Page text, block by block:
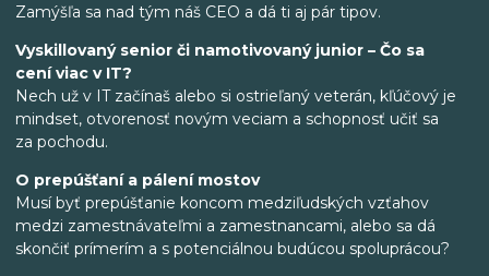
Zamýšľa sa nad tým náš CEO a dá ti aj pár tipov.
Vyskillovaný senior či namotivovaný junior – Čo sa
cení viac v IT?
Nech už v IT začínaš alebo si ostrieľaný veterán, kľúčový je
mindset, otvorenosť novým veciam a schopnosť učiť sa
za pochodu.
O prepúšťaní a pálení mostov
Musí byť prepúšťanie koncom medziľudských vzťahov
medzi zamestnávateľmi a zamestnancami, alebo sa dá
skončiť prímerím a s potenciálnou budúcou spoluprácou?